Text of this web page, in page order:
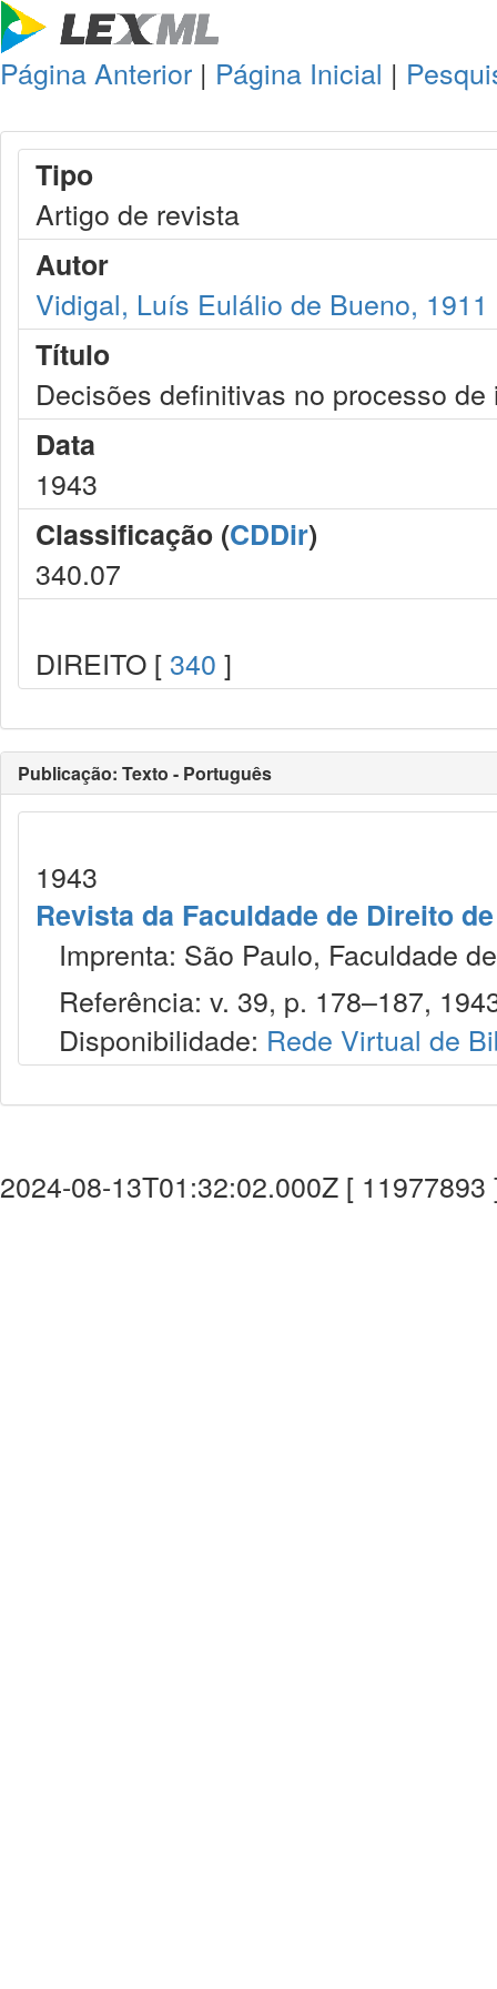
Página Anterior | Página Inicial |
Tipo
Artigo de revista
Autor
Vidigal, Luís Eulálio de Bueno, 1911
Título
Decisões definitivas no processo de
Data
1943
Classificação (CDDir)
340.07
DIREITO [ 340 ]
Publicação: Texto - Português
1943
Revista da Faculdade de Direito
Imprenta: São Paulo, Faculdade
Referência: v. 39, p. 178–187,
Disponibilidade: Rede Virtual de
2024-08-13T01:32:02.000Z [ 11977893